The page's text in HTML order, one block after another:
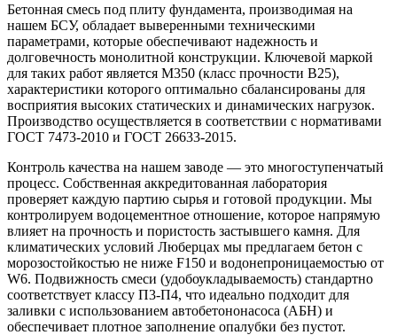
Бетонная смесь под плиту фундамента, производимая на
нашем БСУ, обладает выверенными техническими
параметрами, которые обеспечивают надежность и
долговечность монолитной конструкции. Ключевой маркой
для таких работ является М350 (класс прочности B25),
характеристики которого оптимально сбалансированы для
восприятия высоких статических и динамических нагрузок.
Производство осуществляется в соответствии с нормативами
ГОСТ 7473-2010 и ГОСТ 26633-2015.
Контроль качества на нашем заводе — это многоступенчатый
процесс. Собственная аккредитованная лаборатория
проверяет каждую партию сырья и готовой продукции. Мы
контролируем водоцементное отношение, которое напрямую
влияет на прочность и пористость застывшего камня. Для
климатических условий Люберцах мы предлагаем бетон с
морозостойкостью не ниже F150 и водонепроницаемостью от
W6. Подвижность смеси (удобоукладываемость) стандартно
соответствует классу П3-П4, что идеально подходит для
заливки с использованием автобетононасоса (АБН) и
обеспечивает плотное заполнение опалубки без пустот.